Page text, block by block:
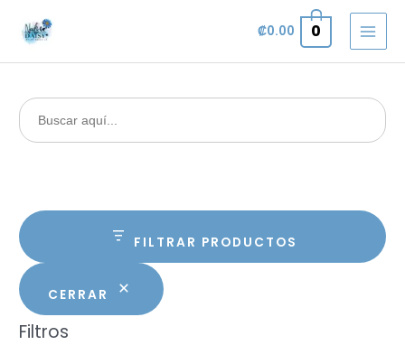
contenido
₡0.00 0
Buscar:
FILTRAR PRODUCTOS
CERRAR
Filtros